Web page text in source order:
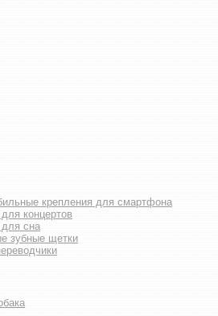
крепления для смартфона
концертов
сна
зубные щетки